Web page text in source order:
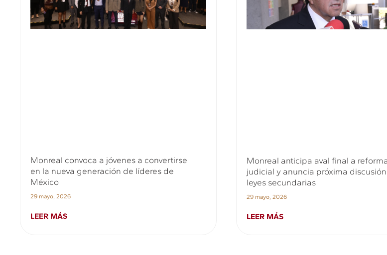
Monreal convoca a jóvenes a convertirse
en la nueva generación de líderes de
México
29 mayo, 2026
LEER MÁS
Monreal anticipa aval final a
judicial y anuncia próxima
leyes secundarias
29 mayo, 2026
LEER MÁS